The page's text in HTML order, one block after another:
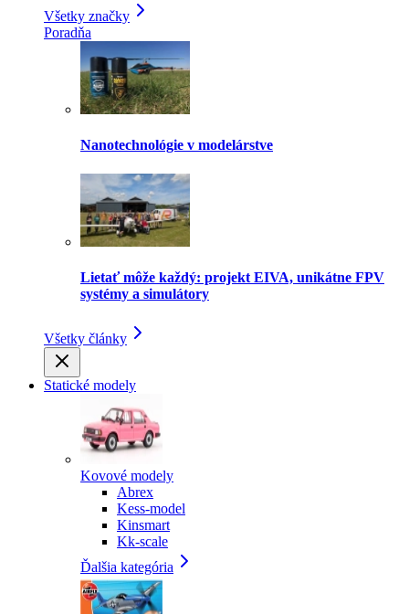
Všetky značky
Poradňa
Nanotechnológie v modelárstve
Lietať môže každý: projekt EIVA, unikátne FPV
systémy a simulátory
Všetky články
Statické modely
Kovové modely
Abrex
Kess-model
Kinsmart
Kk-scale
Ďalšia kategória